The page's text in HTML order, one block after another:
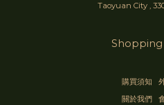
Taoyuan City ,
Shopping
購買須知
關於我們